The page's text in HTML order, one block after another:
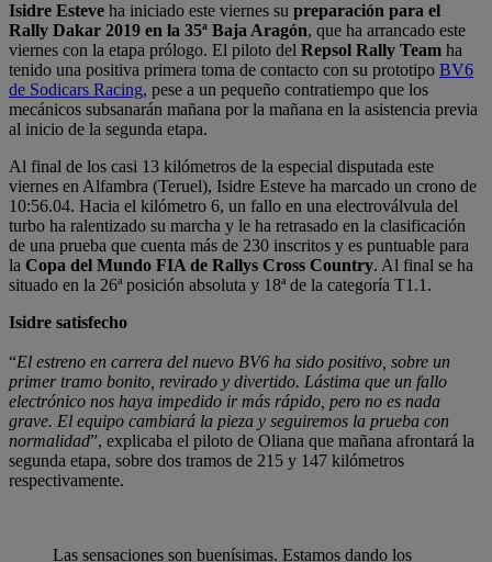
Isidre Esteve ha iniciado este viernes su preparación para el
Rally Dakar 2019 en la 35ª Baja Aragón, que ha arrancado este
viernes con la etapa prólogo. El piloto del Repsol Rally Team ha
tenido una positiva primera toma de contacto con su prototipo BV6
de Sodicars Racing, pese a un pequeño contratiempo que los
mecánicos subsanarán mañana por la mañana en la asistencia previa
al inicio de la segunda etapa.
Al final de los casi 13 kilómetros de la especial disputada este
viernes en Alfambra (Teruel), Isidre Esteve ha marcado un crono de
10:56.04. Hacia el kilómetro 6, un fallo en una electroválvula del
turbo ha ralentizado su marcha y le ha retrasado en la clasificación
de una prueba que cuenta más de 230 inscritos y es puntuable para
la Copa del Mundo FIA de Rallys Cross Country. Al final se ha
situado en la 26ª posición absoluta y 18ª de la categoría T1.1.
Isidre satisfecho
“El estreno en carrera del nuevo BV6 ha sido positivo, sobre un
primer tramo bonito, revirado y divertido. Lástima que un fallo
electrónico nos haya impedido ir más rápido, pero no es nada
grave. El equipo cambiará la pieza y seguiremos la prueba con
normalidad”, explicaba el piloto de Oliana que mañana afrontará la
segunda etapa, sobre dos tramos de 215 y 147 kilómetros
respectivamente.
Las sensaciones son buenísimas. Estamos dando los